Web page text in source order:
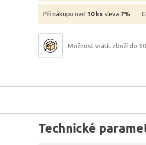
Při nákupu nad 10 ks sleva 7%
Možnost vrátit zboží do
Technické